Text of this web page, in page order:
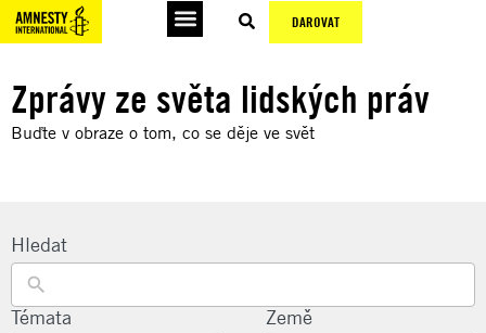
DAROVAT
Zprávy ze světa lidských práv
Buďte v obraze o tom, co se děje ve svět
Hledat
Témata
22
Země
135